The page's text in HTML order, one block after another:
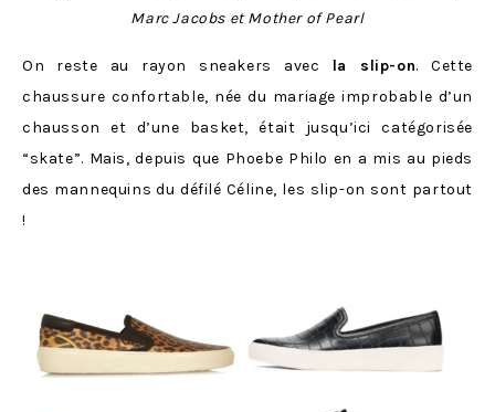
Marc Jacobs et Mother of Pearl
On reste au rayon sneakers avec la slip-on. Cette
chaussure confortable, née du mariage improbable d’un
chausson et d’une basket, était jusqu’ici catégorisée
“skate”. Mais, depuis que Phoebe Philo en a mis au pieds
des mannequins du défilé Céline, les slip-on sont partout
!